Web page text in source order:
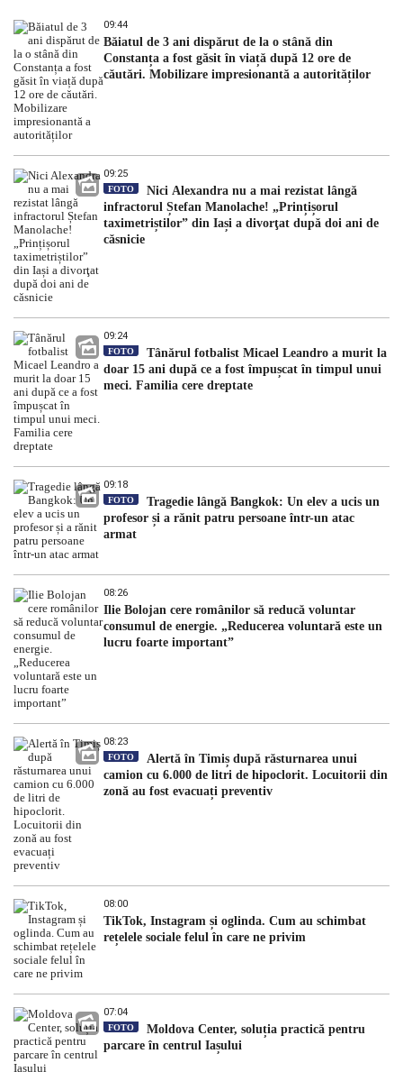
09:44
Băiatul de 3 ani dispărut de la o stână din
Constanța a fost găsit în viață după 12 ore de
căutări. Mobilizare impresionantă a autorităților
09:25
FOTO
Nici Alexandra nu a mai rezistat lângă
infractorul Ștefan Manolache! „Prințișorul
taximetriștilor” din Iași a divorţat după doi ani de
căsnicie
09:24
FOTO
Tânărul fotbalist Micael Leandro a murit la
doar 15 ani după ce a fost împușcat în timpul unui
meci. Familia cere dreptate
09:18
FOTO
Tragedie lângă Bangkok: Un elev a ucis un
profesor și a rănit patru persoane într-un atac
armat
08:26
Ilie Bolojan cere românilor să reducă voluntar
consumul de energie. „Reducerea voluntară este un
lucru foarte important”
08:23
FOTO
Alertă în Timiș după răsturnarea unui
camion cu 6.000 de litri de hipoclorit. Locuitorii din
zonă au fost evacuați preventiv
08:00
TikTok, Instagram și oglinda. Cum au schimbat
rețelele sociale felul în care ne privim
07:04
FOTO
Moldova Center, soluția practică pentru
parcare în centrul Iașului